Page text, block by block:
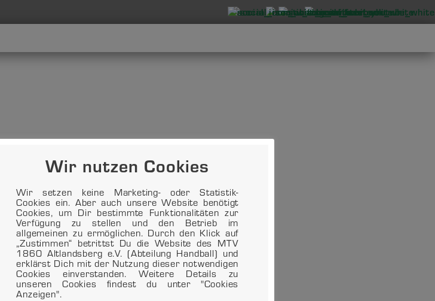
Wir nutzen Cookies
Wir setzen keine Marketing- oder Statistik-
Cookies ein. Aber auch unsere Website benötigt
Cookies, um Dir bestimmte Funktionalitäten zur
Verfügung zu stellen und den Betrieb im
allgemeinen zu ermöglichen. Durch den Klick auf
„Zustimmen“ betrittst Du die Website des MTV
1860 Altlandsberg e.V. (Abteilung Handball) und
erklärst Dich mit der Nutzung dieser notwendigen
Cookies einverstanden. Weitere Details zu
unseren Cookies findest du unter "Cookies
Anzeigen".